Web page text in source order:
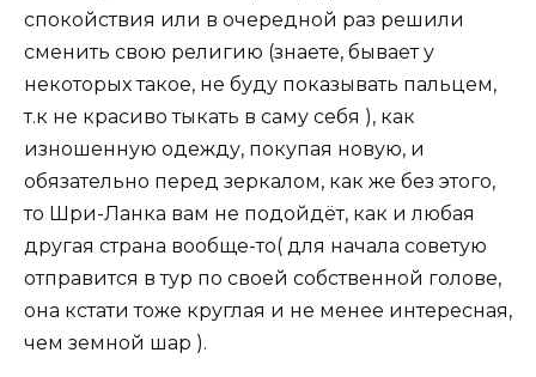
спокойствия или в очередной раз решили
сменить свою религию (знаете, бывает у
некоторых такое, не буду показывать пальцем,
т.к не красиво тыкать в саму себя ), как
изношенную одежду, покупая новую, и
обязательно перед зеркалом, как же без этого,
то Шри-Ланка вам не подойдёт, как и любая
другая страна вообще-то( для начала советую
отправится в тур по своей собственной голове,
она кстати тоже круглая и не менее интересная,
чем земной шар ).